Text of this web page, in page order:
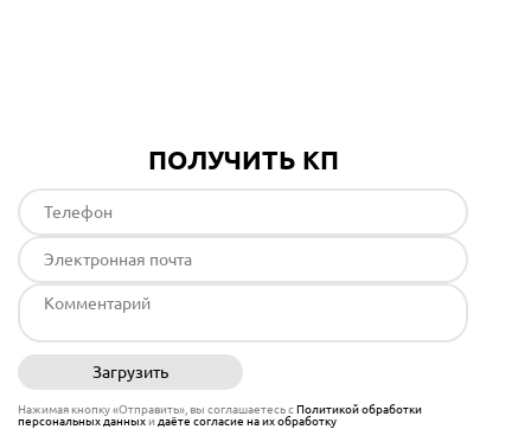
ПОЛУЧИТЬ КП
Загрузить
Нажимая кнопку «Отправить», вы соглашаетесь сПолитикой обработки
персональных данныхи даёте согласие на их обработку